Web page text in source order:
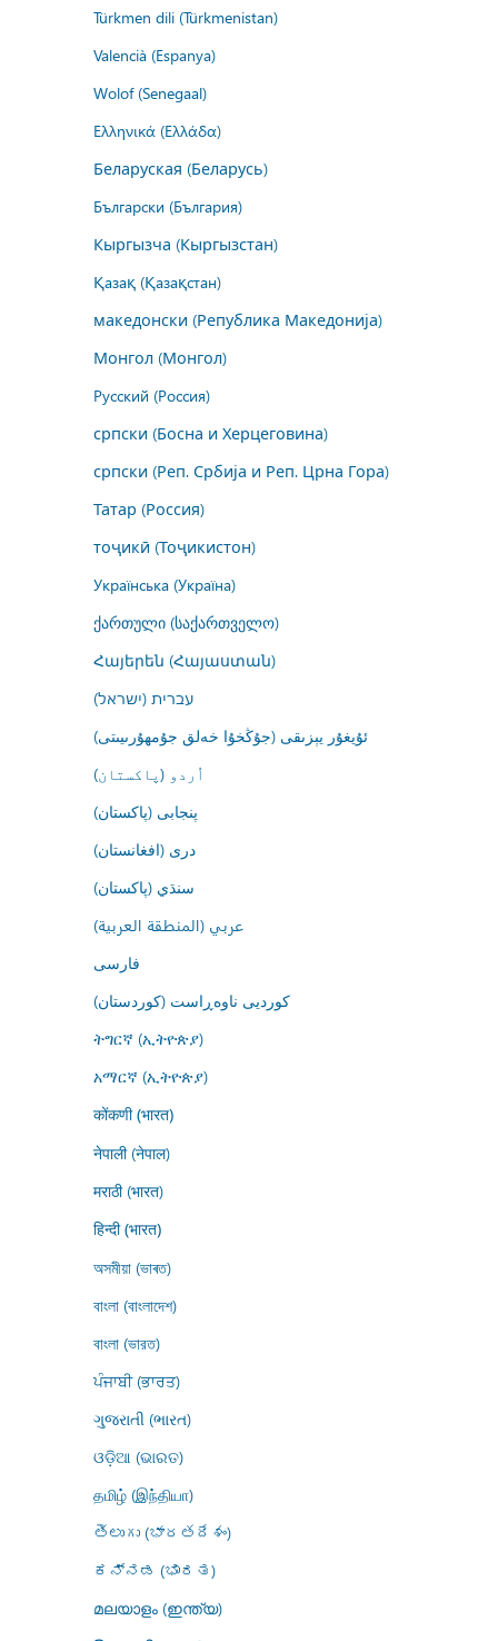
Türkmen dili (Türkmenistan)
Valencià (Espanya)
Wolof (Senegaal)
Ελληνικά (Ελλάδα)
Беларуская (Беларусь)
Български (България)
Кыргызча (Кыргызстан)
Қазақ (Қазақстан)
македонски (Република Македонија)
Монгол (Монгол)
Русский (Россия)
српски (Босна и Херцеговина)
српски (Реп. Србија и Реп. Црна Гора)
Татар (Россия)
тоҷикӣ (Тоҷикистон)
Українська (Україна)
ქართული (საქართველო)
Հայերեն (Հայաստան)
עברית (ישראל)
ئۇيغۇر يېزىقى (جۇڭخۇا خەلق جۇمھۇرىيىتى)
اُردو (پاکستان)
پنجابی (پاکستان)
درى (افغانستان)
سنڌي (پاکستان)
عربي (المنطقة العربية)
فارسى
کوردیی ناوەڕاست (کوردستان)
ትግርኛ (ኢትዮጵያ)
አማርኛ (ኢትዮጵያ)
कोंकणी (भारत)
नेपाली (नेपाल)
मराठी (भारत)
हिन्दी (भारत)
অসমীয়া (ভাৰত)
বাংলা (বাংলাদেশ)
বাংলা (ভারত)
ਪੰਜਾਬੀ (ਭਾਰਤ)
ગુજરાતી (ભારત)
ଓଡ଼ିଆ (ଭାରତ)
தமிழ் (இந்தியா)
తెలుగు (భారతదేశం)
ಕನ್ನಡ (ಭಾರತ)
മലയാളം (ഇന്ത്യ)